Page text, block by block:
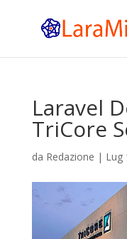
Laravel
TriCore
da Redazione | Lug